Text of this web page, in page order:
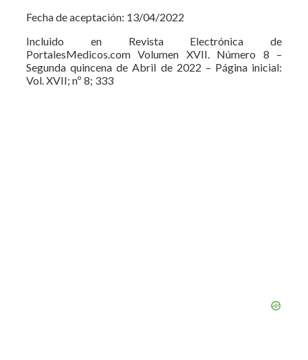
Fecha de aceptación: 13/04/2022
Incluido en Revista Electrónica de
PortalesMedicos.com Volumen XVII. Número 8 –
Segunda quincena de Abril de 2022 – Página inicial:
Vol. XVII; nº 8; 333